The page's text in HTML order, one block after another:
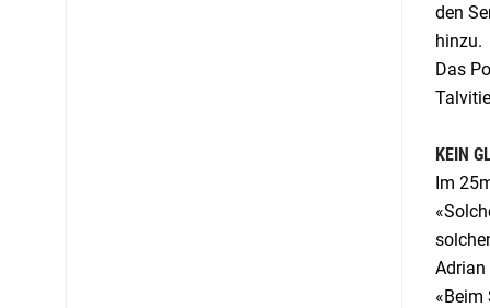
den
hinzu.
Das
KEIN
Im
Adrian
«Beim